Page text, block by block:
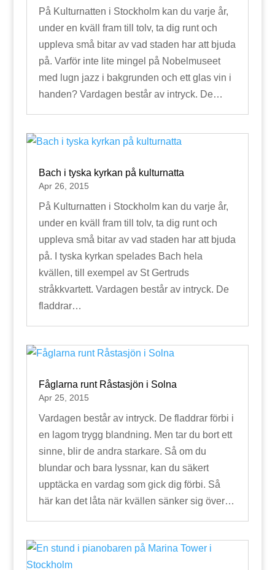
På Kulturnatten i Stockholm kan du varje år,
under en kväll fram till tolv, ta dig runt och
uppleva små bitar av vad staden har att bjuda
på. Varför inte lite mingel på Nobelmuseet
med lugn jazz i bakgrunden och ett glas vin i
handen? Vardagen består av intryck. De…
Bach i tyska kyrkan på kulturnatta
Apr 26, 2015
På Kulturnatten i Stockholm kan du varje år,
under en kväll fram till tolv, ta dig runt och
uppleva små bitar av vad staden har att bjuda
på. I tyska kyrkan spelades Bach hela
kvällen, till exempel av St Gertruds
stråkkvartett. Vardagen består av intryck. De
fladdrar…
Fåglarna runt Råstasjön i Solna
Apr 25, 2015
Vardagen består av intryck. De fladdrar förbi i
en lagom trygg blandning. Men tar du bort ett
sinne, blir de andra starkare. Så om du
blundar och bara lyssnar, kan du säkert
upptäcka en vardag som gick dig förbi. Så
här kan det låta när kvällen sänker sig över…